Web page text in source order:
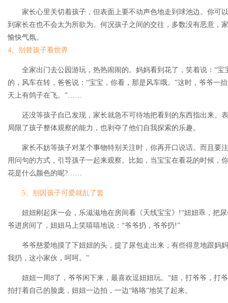
家长心里关切着孩子，但表面上要不动声色地走到球池边。你可
到家长在也不会太为所欲为。何况孩子之间的交往，多数没有恶意，
愉快气氛。
4、别替孩子看世界
全家出门去公园游玩，热热闹闹的。妈妈看到花了，笑着说：“
的，风车在转，爸爸说：“宝宝，你看，那是风车哦。”这时，爷爷一
天上有鸽子在飞。”……
还没等孩子自己发现，家长就急不可待地把看到的东西指出来。
局限了孩子整体观察的能力，也剥夺了他们自我探索的乐趣。
家长不妨等孩子对某个事物特别关注时，你再开口说话。而且要
用问句的方式，引导孩子一起来观察。比如，当宝宝在看花的时候，
花是什么颜色的呢?……
5、别因孩子可爱就乱了套
妞妞刚起床一会，乐滋滋地在房间看《天线宝宝》!“妞妞乖，把
爷进房间了，妞妞马上笑嘻嘻地说：“爷爷扔，爷爷扔!”
爷爷慈爱地摸了下妞妞的头，提了尿包走出来，有些得意地跟妈
我扔，这小家伙，呵呵。”
妞妞一周8了，爷爷闲下来，最喜欢逗妞妞玩。“妞，打爷爷，打
拍打着自己的脸庞，妞妞一边拍，一边“咯咯”地笑了起来。